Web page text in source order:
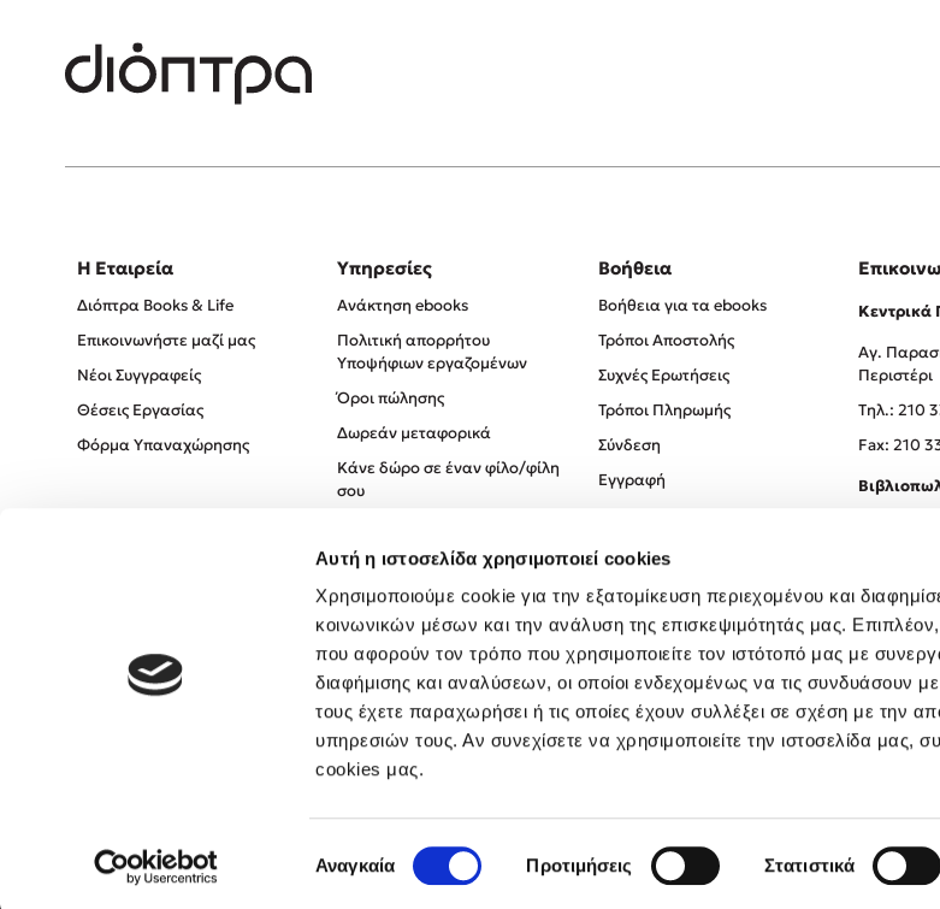
Αυτή η ιστοσελίδα χρησιμοποιεί cookies
Χρησιμοποιούμε cookie για την εξατομίκευση περιεχομένου και
κοινωνικών μέσων και την ανάλυση της επισκεψιμότητάς μας.
που αφορούν τον τρόπο που χρησιμοποιείτε τον ιστότοπό μας με
διαφήμισης και αναλύσεων, οι οποίοι ενδεχομένως να τις συνδυάσουν
τους έχετε παραχωρήσει ή τις οποίες έχουν συλλέξει σε σχέση με την
υπηρεσιών τους. Αν συνεχίσετε να χρησιμοποιείτε την ιστοσελίδα μας,
cookies μας.
συγκατάθεσης
Αναγκαία Προτιμήσεις Στατιστικά
Η Εταιρεία
Διόπτρα Books & Life
Επικοινωνήστε μαζί μας
Νέοι Συγγραφείς
Θέσεις Εργασίας
Φόρμα Υπαναχώρησης
Υπηρεσίες
Ανάκτηση ebooks
Πολιτική απορρήτου
Υποψήφιων εργαζομένων
Όροι πώλησης
Δωρεάν μεταφορικά
Κάνε δώρο σε έναν φίλο/φίλη
σου
Πολιτική Απορρήτου
Όροι χρήσης
Βοήθεια
Βοήθεια για τα ebooks
Τρόποι Αποστολής
Συχνές Ερωτήσεις
Τρόποι Πληρωμής
Σύνδεση
Εγγραφή
Κεντρικά
Αγ.
Περιστέρι
Tηλ.: 210
Fax: 210
Created by